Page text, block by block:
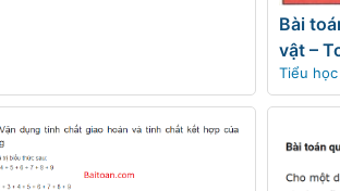
Bài
vật –
Tiểu học